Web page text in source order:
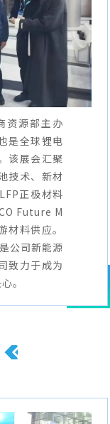
资源部主办
是全球锂电
该展会汇聚
技术、新材
正极材料
Future M
料供应。
公司新能源
致力于成为
。